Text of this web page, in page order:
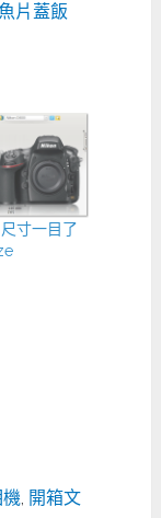
片蓋飯
寸一目了
, 開箱文